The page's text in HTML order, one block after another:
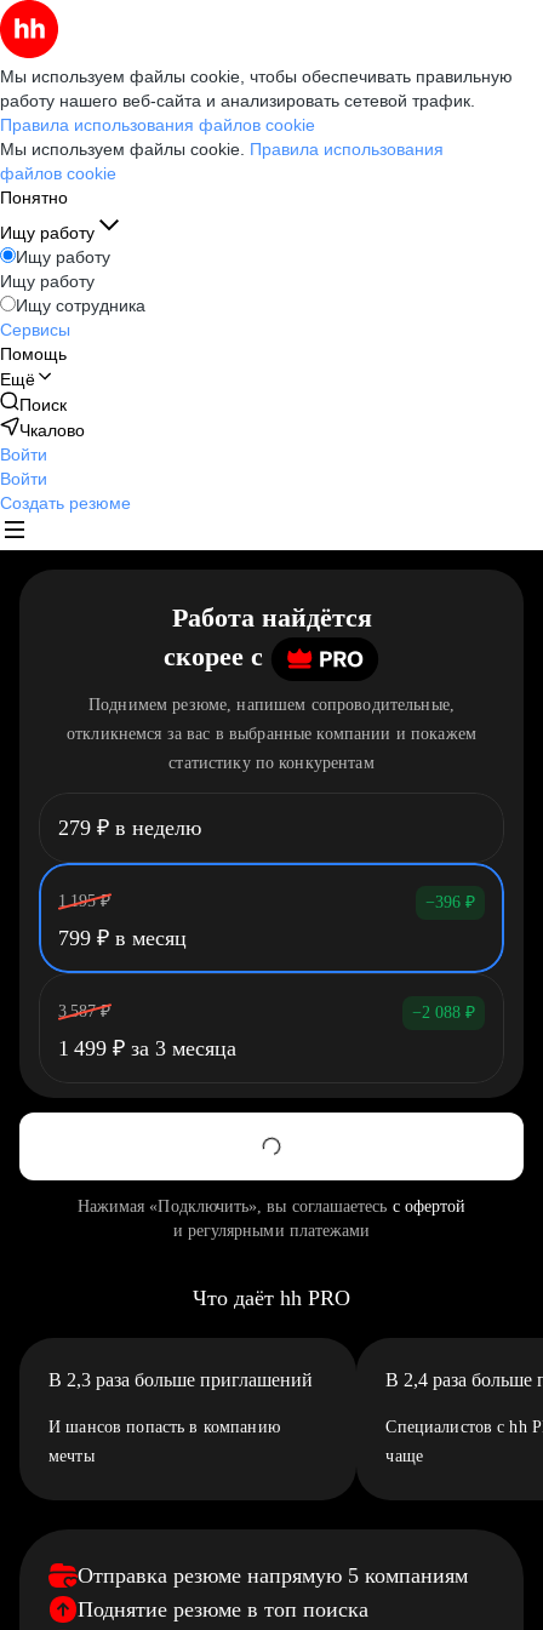
Мы используем файлы cookie, чтобы обеспечивать правильную
работу нашего веб-сайта и анализировать сетевой трафик.
Правила использования файлов cookie
Мы используем файлы cookie. Правила использования
файлов cookie
Понятно
Ищу работу
Ищу работу
Ищу работу
Ищу сотрудника
Сервисы
Помощь
Ещё
Поиск
Чкалово
Войти
Войти
Создать резюме
Работа найдётся
скорее c
Поднимем резюме, напишем сопроводительные,
откликнемся за вас в выбранные компании и покажем
статистику по конкурентам
279 ₽ в неделю
1 195 ₽ −396 ₽
799 ₽ в месяц
3 587 ₽ −2 088 ₽
1 499 ₽ за 3 месяца
Нажимая «Подключить», вы соглашаетесь с офертой
и регулярными платежами
Что даёт hh PRO
В 2,3 раза больше приглашений
И шансов попасть в компанию
мечты
В 2,4 раза больше
Специалистов с hh
чаще
Отправка резюме напрямую 5 компаниям
Поднятие резюме в топ поиска